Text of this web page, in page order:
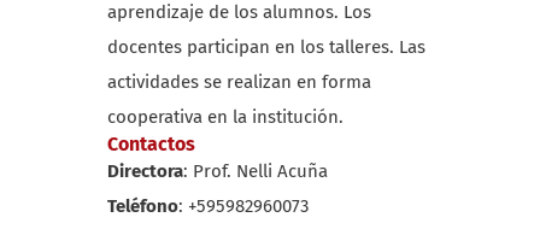
aprendizaje de los alumnos. Los
docentes participan en los talleres. Las
actividades se realizan en forma
cooperativa en la institución.
Contactos
Directora: Prof. Nelli Acuña
Teléfono: +595982960073